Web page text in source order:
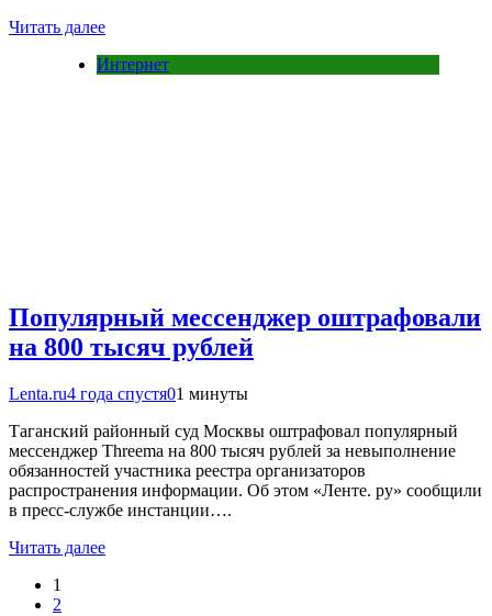
Читать далее
Интернет
Популярный мессенджер оштрафовали
на 800 тысяч рублей
Lenta.ru4 года спустя01 минуты
Таганский районный суд Москвы оштрафовал популярный
мессенджер Threema на 800 тысяч рублей за невыполнение
обязанностей участника реестра организаторов
распространения информации. Об этом «Ленте. ру» сообщили
в пресс-службе инстанции….
Читать далее
1
2